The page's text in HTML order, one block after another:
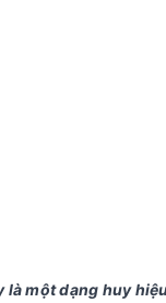
là một dạng huy